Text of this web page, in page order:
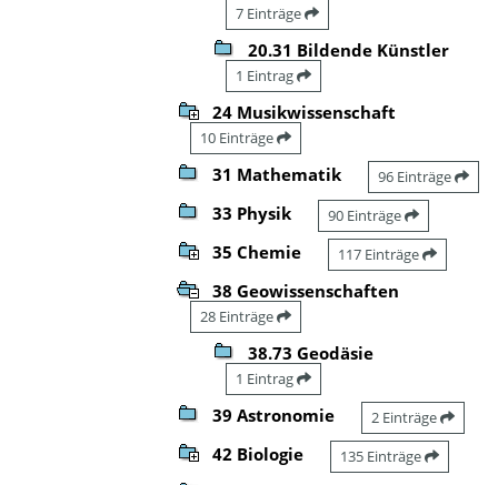
7 Einträge
20.31 Bildende Künstler
1 Eintrag
24 Musikwissenschaft
10 Einträge
31 Mathematik 96 Einträge
33 Physik 90 Einträge
35 Chemie 117 Einträge
38 Geowissenschaften
28 Einträge
38.73 Geodäsie
1 Eintrag
39 Astronomie 2 Einträge
42 Biologie 135 Einträge